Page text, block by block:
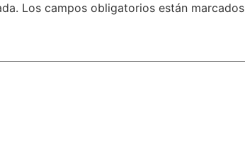
Los campos obligatorios están marcados